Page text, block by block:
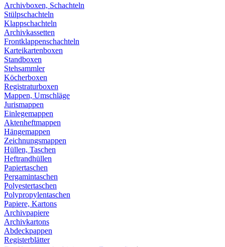
Archivboxen, Schachteln
Stülpschachteln
Klappschachteln
Archivkassetten
Frontklappenschachteln
Karteikartenboxen
Standboxen
Stehsammler
Köcherboxen
Registraturboxen
Mappen, Umschläge
Jurismappen
Einlegemappen
Aktenheftmappen
Hängemappen
Zeichnungsmappen
Hüllen, Taschen
Heftrandhüllen
Papiertaschen
Pergamintaschen
Polyestertaschen
Polypropylentaschen
Papiere, Kartons
Archivpapiere
Archivkartons
Abdeckpappen
Registerblätter